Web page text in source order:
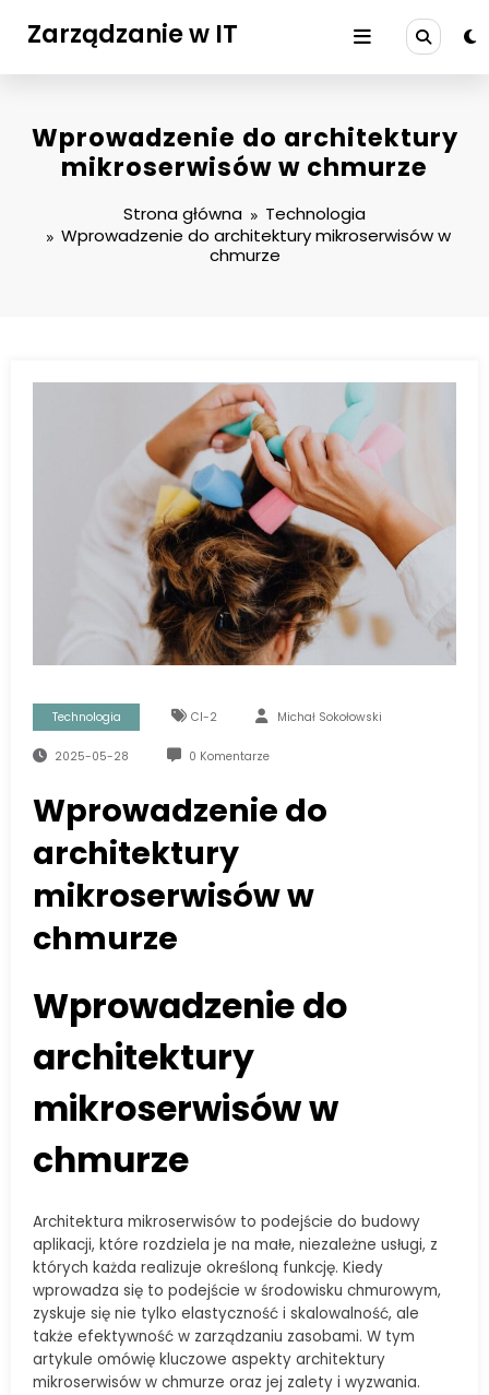
Zarządzanie w IT
Wprowadzenie do architektury
mikroserwisów w chmurze
Strona główna
Technologia
Wprowadzenie do architektury mikroserwisów w
chmurze
Technologia Cl-2 Michał Sokołowski
2025-05-28 0 Komentarze
Wprowadzenie do
architektury
mikroserwisów w
chmurze
Wprowadzenie do
architektury
mikroserwisów w
chmurze
Architektura mikroserwisów to podejście do budowy
aplikacji, które rozdziela je na małe, niezależne usługi, z
których każda realizuje określoną funkcję. Kiedy
wprowadza się to podejście w środowisku chmurowym,
zyskuje się nie tylko elastyczność i skalowalność, ale
także efektywność w zarządzaniu zasobami. W tym
artykule omówię kluczowe aspekty architektury
mikroserwisów w chmurze oraz jej zalety i wyzwania.